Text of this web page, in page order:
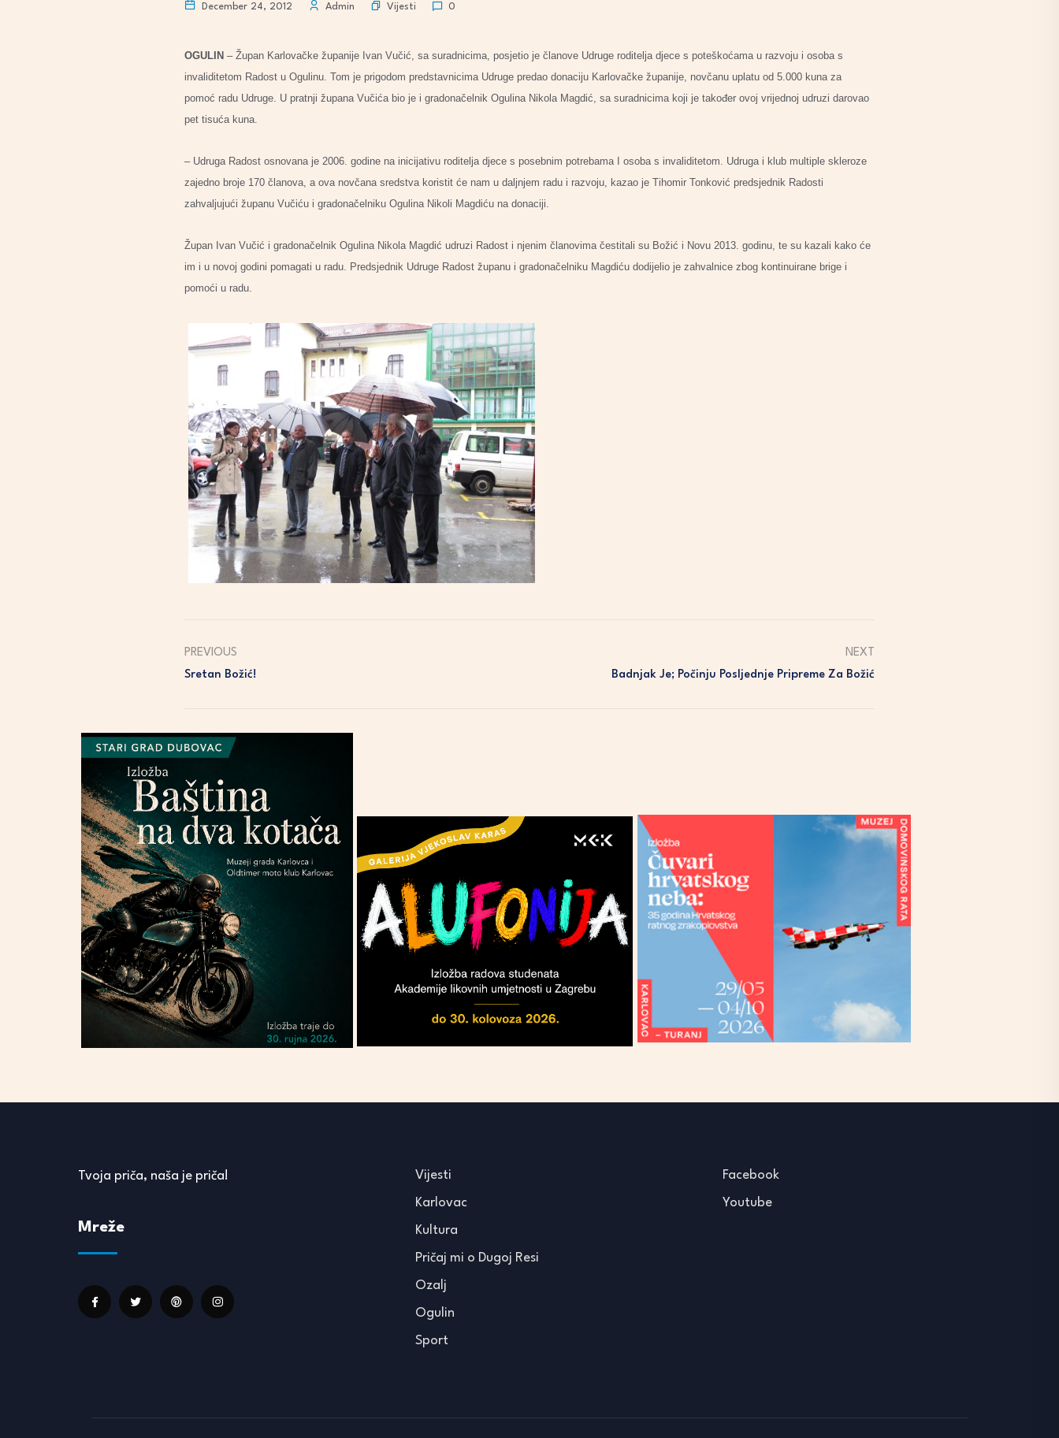
December 24, 2012 Admin Vijesti 0
OGULIN – Župan Karlovačke županije Ivan Vučić, sa suradnicima, posjetio je članove Udruge roditelja djece s poteškoćama u razvoju i osoba s
invaliditetom Radost u Ogulinu. Tom je prigodom predstavnicima Udruge predao donaciju Karlovačke županije, novčanu uplatu od 5.000 kuna za
pomoć radu Udruge. U pratnji župana Vučića bio je i gradonačelnik Ogulina Nikola Magdić, sa suradnicima koji je također ovoj vrijednoj udruzi darovao
pet tisuća kuna.
– Udruga Radost osnovana je 2006. godine na inicijativu roditelja djece s posebnim potrebama I osoba s invaliditetom. Udruga i klub multiple skleroze
zajedno broje 170 članova, a ova novčana sredstva koristit će nam u daljnjem radu i razvoju, kazao je Tihomir Tonković predsjednik Radosti
zahvaljujući županu Vučiću i gradonačelniku Ogulina Nikoli Magdiću na donaciji.
Župan Ivan Vučić i gradonačelnik Ogulina Nikola Magdić udruzi Radost i njenim članovima čestitali su Božić i Novu 2013. godinu, te su kazali kako će
im i u novoj godini pomagati u radu. Predsjednik Udruge Radost županu i gradonačelniku Magdiću dodijelio je zahvalnice zbog kontinuirane brige i
pomoći u radu.
PREVIOUS
Sretan Božić!
NEXT
Badnjak Je; Počinju Posljednje Pripreme Za Božić
Tvoja priča, naša je priča!
Mreže
Vijesti
Karlovac
Kultura
Pričaj mi o Dugoj Resi
Ozalj
Ogulin
Sport
Facebook
Youtube